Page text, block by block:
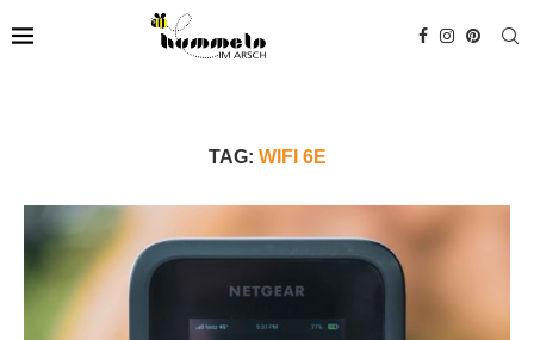
TAG: WIFI 6E